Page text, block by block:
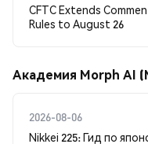
CFTC Extends
Rules to August 26
Академия Morph AI
2026-08-06
Nikkei 225: Гид по